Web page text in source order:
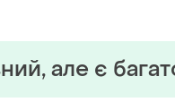
але є